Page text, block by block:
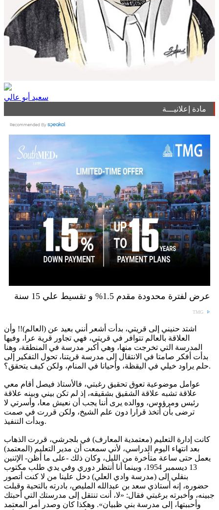
سعيد أبو عالي
مادة إعلانيـــة
عرض لفترة محدودة مقدم 1.5% و تقسيط علي 15 سنة
TMG
اشتد حنيني إلى قريتي، بدأت أشعر أنني بعيد عن (العالم)!! وأن
العلاقة بالعالم تتوافر في قريتي، فهي تجاور قرية عرا، وفيها
المدرسة التي تخرجت منها، وهي أكبر مدرسة في المنطقة، وهنا
بدأت أفكر صامتا في الانتقال إلى مدرسة قريتنا، تحول التفكير إلى
حلم يراود خيلي في اليقظة، وأحيانا في المنام، ولكن كيف يتحقق؟.
عوامل موضوعية تعوق تحقيق رغبتي، فالأستاذ فيصل أقام معي
علاقة تشبه علاقة الشقيق بشقيقه، إذ لم تكن بيني وبينه علاقة
رئيس ومرؤوس، ووالده يرى أننا يجب أن نعيش معا، وأسرتي لا
ترضى بأن أتخذ قرارا دون علم الشيخ، ولكن قررت في صمت
وبدأت التنفيذ.
كانت إدارة التعليم (معتمدية المعارف) في بلجرشي، قررت الذهاب
بعد انتهاء اليوم الدراسي، لأني سمعت أن مدير التعليم (المعتمد)
يعمل حتى ساعة متأخرة من الليل، وكان ذلك -على ما أظن- الإثنين
13 ديسمبر 1954، وبينما أنا أنتظر دوري وفي يدي طلب مكتوب
بنقلي إلى (مدرسة وادي العلي) دخل علينا من لا كنت أتصور
حضوره، إنه أستاذي سعد بن عبدالله المليص، بادرته بالتحية وقبلت
جبينه، وأخبرته برغبتي فقال: «لا، أنت تنتقل إلى مدرستك التي أحبتك
وأحببتها، إلى مدرسة بني ظبيان». وهكذا كان وصدر أمر المعتمد